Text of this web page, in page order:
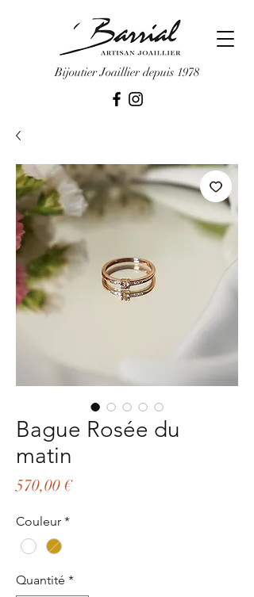
Bijoutier Joaillier depuis 1978
Bague Rosée du
matin
570,00 €Prix
Couleur *
Quantité *